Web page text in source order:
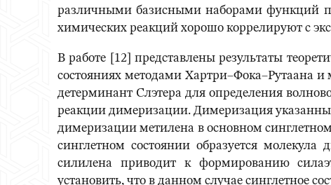
различными базисными наборами функций
химических реакций хорошо коррелируют с
В работе [12] представлены результаты
состояниях методами Хартри–Фока–Рутаана
детерминант Слэтера для определения
реакции димеризации. Димеризация
димеризации метилена в основном
синглетном состоянии образуется
силилена приводит к формированию
установить, что в данном случае синглетное